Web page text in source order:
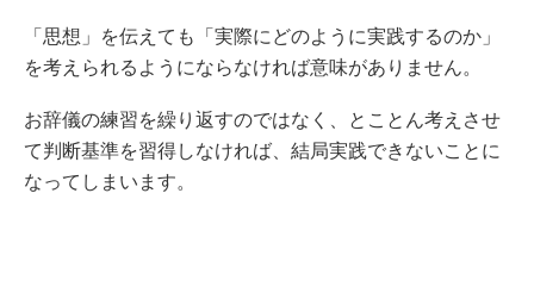
「思想」を伝えても「実際にどのように実践するのか」
を考えられるようにならなければ意味がありません。
お辞儀の練習を繰り返すのではなく、とことん考えさせ
て判断基準を習得しなければ、結局実践できないことに
なってしまいます。